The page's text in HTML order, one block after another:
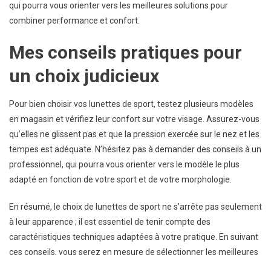
qui pourra vous orienter vers les meilleures solutions pour
combiner performance et confort.
Mes conseils pratiques pour
un choix judicieux
Pour bien choisir vos lunettes de sport, testez plusieurs modèles
en magasin et vérifiez leur confort sur votre visage. Assurez-vous
qu’elles ne glissent pas et que la pression exercée sur le nez et les
tempes est adéquate. N’hésitez pas à demander des conseils à un
professionnel, qui pourra vous orienter vers le modèle le plus
adapté en fonction de votre sport et de votre morphologie.
En résumé, le choix de lunettes de sport ne s’arrête pas seulement
à leur apparence ; il est essentiel de tenir compte des
caractéristiques techniques adaptées à votre pratique. En suivant
ces conseils, vous serez en mesure de sélectionner les meilleures